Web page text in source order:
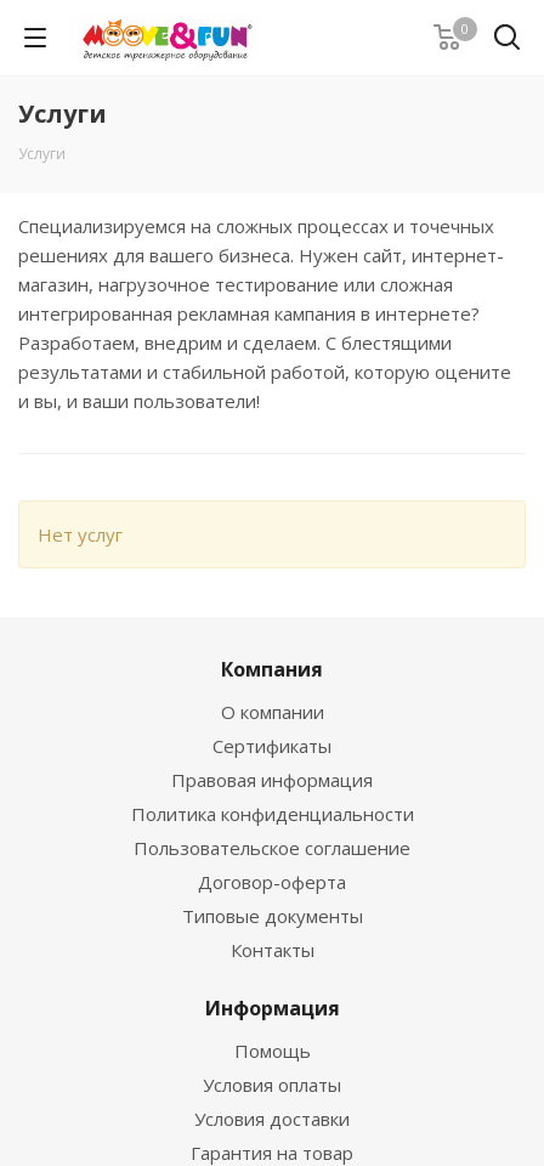
0
Услуги
Услуги
Специализируемся на сложных процессах и точечных
решениях для вашего бизнеса. Нужен сайт, интернет-
магазин, нагрузочное тестирование или сложная
интегрированная рекламная кампания в интернете?
Разработаем, внедрим и сделаем. С блестящими
результатами и стабильной работой, которую оцените
и вы, и ваши пользователи!
Нет услуг
Компания
О компании
Сертификаты
Правовая информация
Политика конфиденциальности
Пользовательское соглашение
Договор-оферта
Типовые документы
Контакты
Информация
Помощь
Условия оплаты
Условия доставки
Гарантия на товар